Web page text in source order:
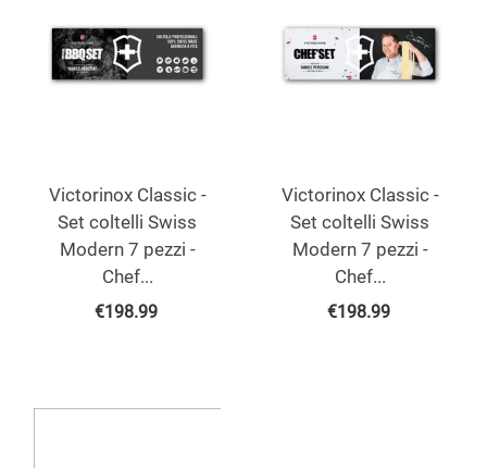
Victorinox Classic -
Set coltelli Swiss
Modern 7 pezzi -
Chef...
€198.99
Victorinox Classic -
Set coltelli Swiss
Modern 7 pezzi -
Chef...
€198.99